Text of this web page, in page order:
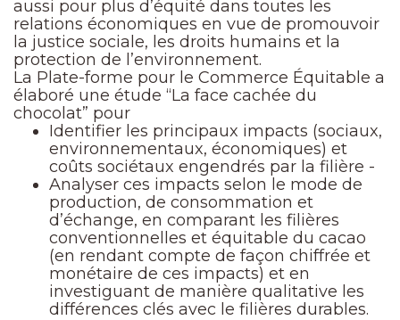
aussi pour plus d’équité dans toutes les
relations économiques en vue de promouvoir
la justice sociale, les droits humains et la
protection de l’environnement.
La Plate-forme pour le Commerce Équitable a
élaboré une étude “La face cachée du
chocolat” pour
Identifier les principaux impacts (sociaux,
environnementaux, économiques) et
coûts sociétaux engendrés par la filière -
Analyser ces impacts selon le mode de
production, de consommation et
d’échange, en comparant les filières
conventionnelles et équitable du cacao
(en rendant compte de façon chiffrée et
monétaire de ces impacts) et en
investiguant de manière qualitative les
différences clés avec le filières durables.